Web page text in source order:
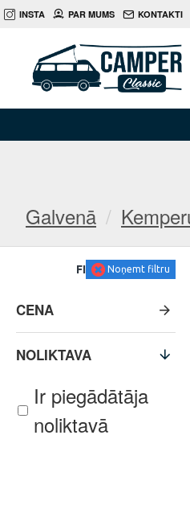
INSTA PAR MUMS KONTAKTI
Galvenā
FILTRSNoņemt filtru
CENA
NOLIKTAVA
Ir piegādātāja
noliktavā